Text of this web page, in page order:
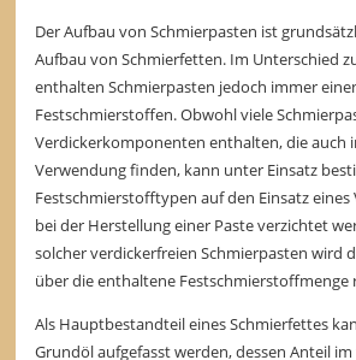
Der Aufbau von Schmierpasten ist
Aufbau von Schmierfetten. Im Unterschied
enthalten Schmierpasten jedoch immer
Festschmierstoffen. Obwohl viele
Verdickerkomponenten enthalten, die auch
Verwendung finden, kann unter Einsatz
Festschmierstofftypen auf den Einsatz
bei der Herstellung einer Paste verzichtet
solcher verdickerfreien Schmierpasten wird
über die enthaltene Festschmierstoffmenge
Als Hauptbestandteil eines Schmierfettes
Grundöl aufgefasst werden, dessen Anteil